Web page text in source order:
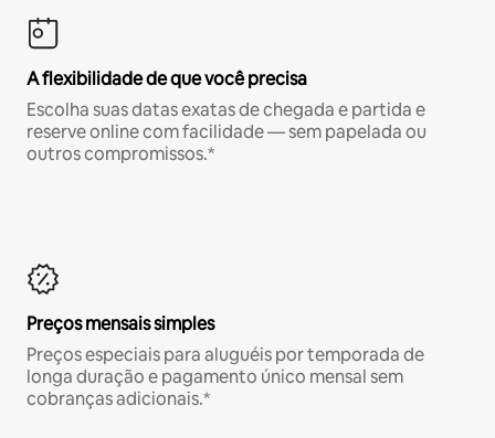
A flexibilidade de que você precisa
Escolha suas datas exatas de chegada e partida e
reserve online com facilidade — sem papelada ou
outros compromissos.*
Preços mensais simples
Preços especiais para aluguéis por temporada de
longa duração e pagamento único mensal sem
cobranças adicionais.*